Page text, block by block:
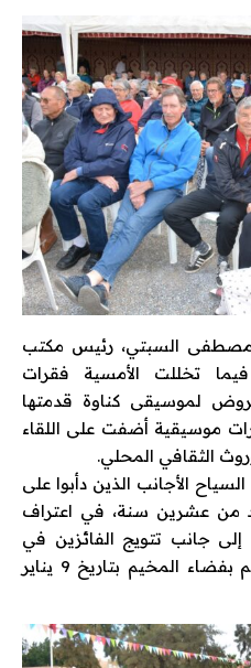
السبتي، رئيس مكتب
فيما تخللت الأمسية فقرات
لموسيقى كناوة قدمتها
موسيقية أضفت على اللقاء
الثقافي المحلي.
الأجانب الذين دأبوا على
من عشرين سنة، في اعتراف
إلى جانب تتويج الفائزين في
دوري الكرة الحديدية الذي نظم بفضاء المخيم بتاريخ 9 يناير